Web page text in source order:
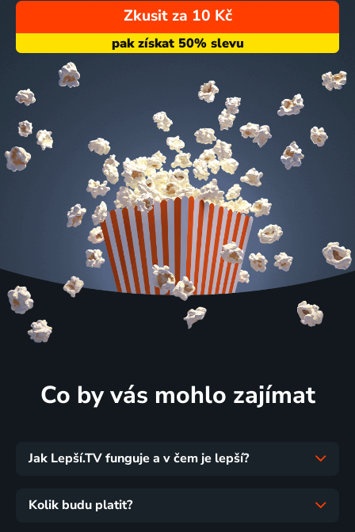
Zkusit za 10 Kč
Co by vás mohlo zajímat
Jak Lepší.TV funguje a v čem je lepší?
Kolik budu platit?